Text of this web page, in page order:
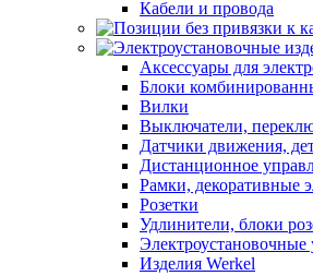
Кабели и провода
Аксессуары для
Блоки
Вилки
Выключатели,
Датчики движения,
Дистанционное
Рамки, декоративные
Розетки
Удлинители, блоки
Электроустановочные
Изделия Werkel